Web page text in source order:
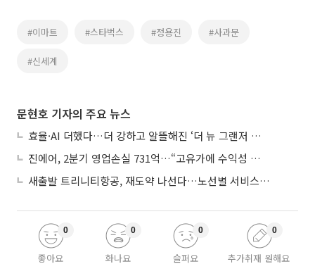
#이마트 #스타벅스 #정용진 #사과문
#신세계
문현호 기자의 주요 뉴스
효율·AI 더했다…더 강하고 알뜰해진 ‘더 뉴 그랜저 하이브리드’
진에어, 2분기 영업손실 731억…“고유가에 수익성 악화”
새출발 트리니티항공, 재도약 나선다…노선별 서비스 차별화
좋아요
0
화나요
0
슬퍼요
0
추가취재 원해요
0